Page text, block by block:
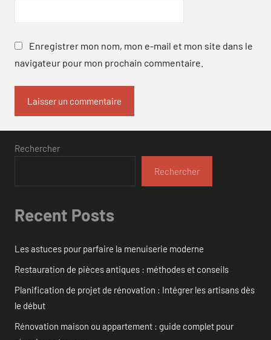
Enregistrer mon nom, mon e-mail et mon site dans le
navigateur pour mon prochain commentaire.
Rechercher
Rechercher
Recent Posts
Les astuces pour parfaire la menuiserie moderne
Restauration de pièces antiques : méthodes et conseils
Planification de projet de rénovation : Intégrer les artisans dès
le début
Rénovation maison ou appartement : guide complet pour